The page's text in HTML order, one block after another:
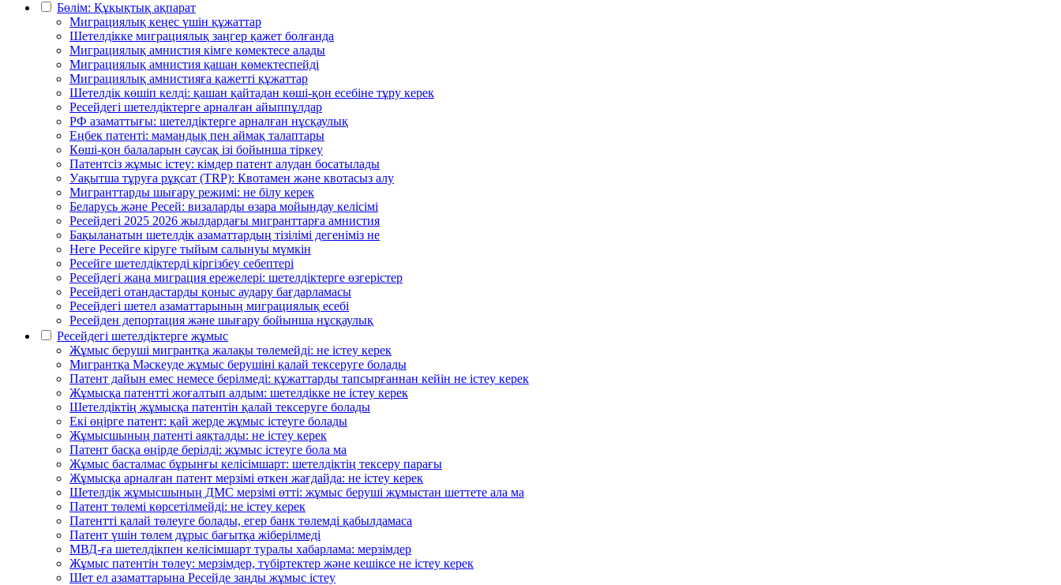
Бөлім: Құқықтық ақпарат
Миграциялық кеңес үшін құжаттар
Шетелдікке миграциялық заңгер қажет болғанда
Миграциялық амнистия кімге көмектесе алады
Миграциялық амнистия қашан көмектеспейді
Миграциялық амнистияға қажетті құжаттар
Шетелдік көшіп келді: қашан қайтадан көші-қон есебіне тұру керек
Ресейдегі шетелдіктерге арналған айыппұлдар
РФ азаматтығы: шетелдіктерге арналған нұсқаулық
Еңбек патенті: мамандық пен аймақ талаптары
Көші-қон балаларын саусақ ізі бойынша тіркеу
Патентсіз жұмыс істеу: кімдер патент алудан босатылады
Уақытша тұруға рұқсат (TRP): Квотамен және квотасыз алу
Мигранттарды шығару режимі: не білу керек
Беларусь және Ресей: визаларды өзара мойындау келісімі
Ресейдегі 2025 2026 жылдардағы мигранттарға амнистия
Бақыланатын шетелдік азаматтардың тізілімі дегеніміз не
Неге Ресейге кіруге тыйым салынуы мүмкін
Ресейге шетелдіктерді кіргізбеу себептері
Ресейдегі жаңа миграция ережелері: шетелдіктерге өзгерістер
Ресейдегі отандастарды қоныс аудару бағдарламасы
Ресейдегі шетел азаматтарының миграциялық есебі
Ресейден депортация және шығару бойынша нұсқаулық
Ресейдегі шетелдіктерге жұмыс
Жұмыс беруші мигрантқа жалақы төлемейді: не істеу керек
Мигрантқа Мәскеуде жұмыс берушіні қалай тексеруге болады
Патент дайын емес немесе берілмеді: құжаттарды тапсырғаннан кейін не істеу керек
Жұмысқа патентті жоғалтып алдым: шетелдікке не істеу керек
Шетелдіктің жұмысқа патентін қалай тексеруге болады
Екі өңірге патент: қай жерде жұмыс істеуге болады
Жұмысшының патенті аяқталды: не істеу керек
Патент басқа өңірде берілді: жұмыс істеуге бола ма
Жұмыс басталмас бұрынғы келісімшарт: шетелдіктің тексеру парағы
Жұмысқа арналған патент мерзімі өткен жағдайда: не істеу керек
Шетелдік жұмысшының ДМС мерзімі өтті: жұмыс беруші жұмыстан шеттете ала ма
Патент төлемі көрсетілмейді: не істеу керек
Патентті қалай төлеуге болады, егер банк төлемді қабылдамаса
Патент үшін төлем дұрыс бағытқа жіберілмеді
МВД-ға шетелдікпен келісімшарт туралы хабарлама: мерзімдер
Жұмыс патентін төлеу: мерзімдер, түбіртектер және кешіксе не істеу керек
Шет ел азаматтарына Ресейде заңды жұмыс істеу